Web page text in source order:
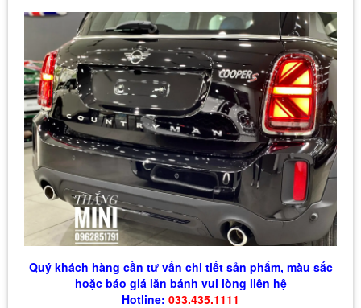
Quý khách hàng cần tư vấn chi tiết sản phẩm, màu sắc
hoặc báo giá lăn bánh vui lòng liên hệ
Hotline: 033.435.1111